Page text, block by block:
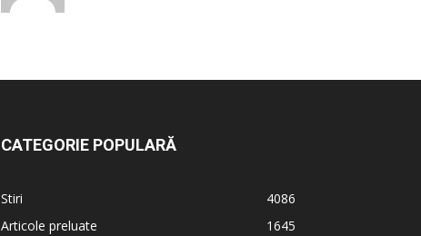
CATEGORIE POPULARĂ
Stiri
4086
Articole preluate
1645